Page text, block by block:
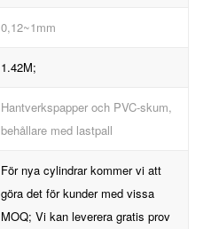
0,12~1mm
1.42M;
Hantverkspapper och PVC-skum,
behållare med lastpall
För nya cylindrar kommer vi att
göra det för kunder med vissa
MOQ; Vi kan leverera gratis prov